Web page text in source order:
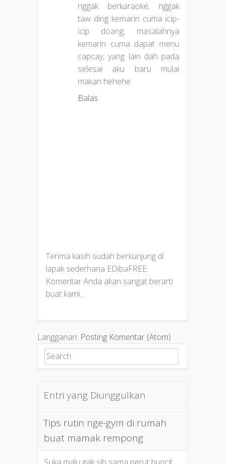
nggak berkaraoke, nggak
taw ding kemarin cuma icip-
icip doang, masalahnya
kemarin cuma dapat menu
capcay, yang lain dah pada
selesai aku baru mulai
makan hehehe
Balas
Terima kasih sudah berkunjung di
lapak sederhana EDibaFREE.
Komentar Anda akan sangat berarti
buat kami...
Langganan: Posting Komentar (Atom)
Search for:
Entri yang Diunggulkan
Tips rutin nge-gym di rumah
buat mamak rempong